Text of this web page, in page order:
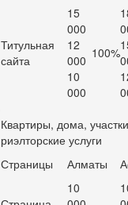
Титульная
сайта
15
000
100%
12
000
10
000
Квартиры, дома,
риэлторские услуги
Страницы Алматы
10